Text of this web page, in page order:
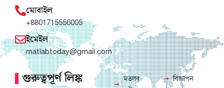
গুরুত্বপূর্ণ লিঙ্ক
মতলব
বিজ্ঞাপন
মোবাইল
+8801715556005
ইমেইল
matlabtoday@gmail.com